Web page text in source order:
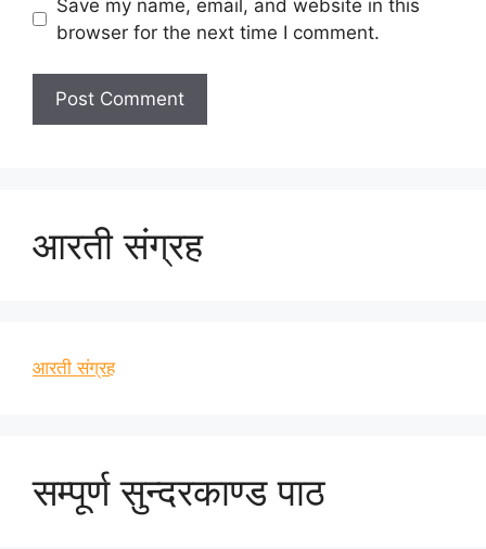
Save my name, email, and website in this
browser for the next time I comment.
आरती संग्रह
आरती संग्रह
सम्पूर्ण सुन्दरकाण्ड पाठ